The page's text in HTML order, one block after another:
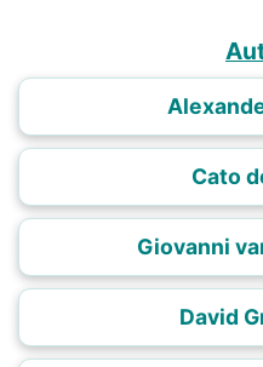
Cato
Giovanni
David